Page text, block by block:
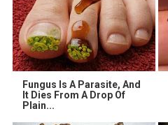
Fungus Is A Parasite, And
It Dies From A Drop Of
Plain...